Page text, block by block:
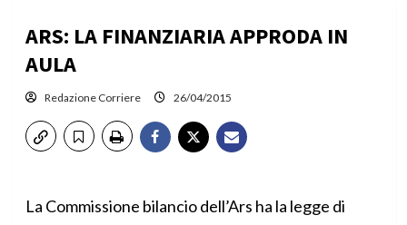
ARS: LA FINANZIARIA APPRODA IN
AULA
Redazione Corriere 26/04/2015
La Commissione bilancio dell’Ars ha la legge di